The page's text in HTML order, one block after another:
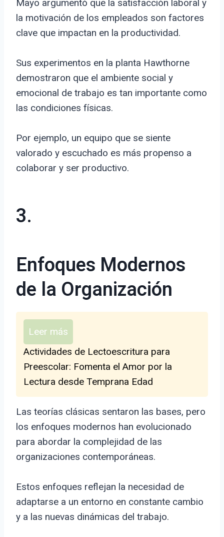
Mayo argumentó que la satisfacción laboral y
la motivación de los empleados son factores
clave que impactan en la productividad.
Sus experimentos en la planta Hawthorne
demostraron que el ambiente social y
emocional de trabajo es tan importante como
las condiciones físicas.
Por ejemplo, un equipo que se siente
valorado y escuchado es más propenso a
colaborar y ser productivo.
3.
Enfoques Modernos
de la Organización
Leer más
Actividades de Lectoescritura para
Preescolar: Fomenta el Amor por la
Lectura desde Temprana Edad
Las teorías clásicas sentaron las bases, pero
los enfoques modernos han evolucionado
para abordar la complejidad de las
organizaciones contemporáneas.
Estos enfoques reflejan la necesidad de
adaptarse a un entorno en constante cambio
y a las nuevas dinámicas del trabajo.